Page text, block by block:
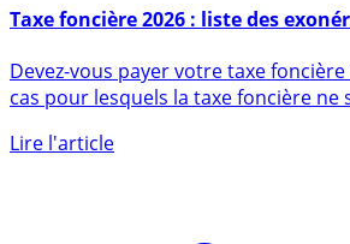
19 mai 2022
Taxe foncière 2026 : liste des
cas pour lesquels la taxe foncière ne